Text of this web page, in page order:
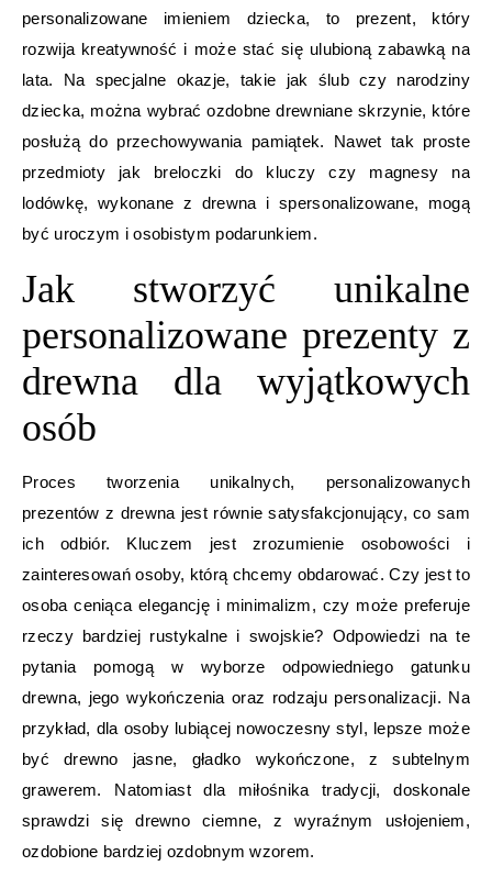
personalizowane imieniem dziecka, to prezent, który
rozwija kreatywność i może stać się ulubioną zabawką na
lata. Na specjalne okazje, takie jak ślub czy narodziny
dziecka, można wybrać ozdobne drewniane skrzynie, które
posłużą do przechowywania pamiątek. Nawet tak proste
przedmioty jak breloczki do kluczy czy magnesy na
lodówkę, wykonane z drewna i spersonalizowane, mogą
być uroczym i osobistym podarunkiem.
Jak stworzyć unikalne
personalizowane prezenty z
drewna dla wyjątkowych
osób
Proces tworzenia unikalnych, personalizowanych
prezentów z drewna jest równie satysfakcjonujący, co sam
ich odbiór. Kluczem jest zrozumienie osobowości i
zainteresowań osoby, którą chcemy obdarować. Czy jest to
osoba ceniąca elegancję i minimalizm, czy może preferuje
rzeczy bardziej rustykalne i swojskie? Odpowiedzi na te
pytania pomogą w wyborze odpowiedniego gatunku
drewna, jego wykończenia oraz rodzaju personalizacji. Na
przykład, dla osoby lubiącej nowoczesny styl, lepsze może
być drewno jasne, gładko wykończone, z subtelnym
grawerem. Natomiast dla miłośnika tradycji, doskonale
sprawdzi się drewno ciemne, z wyraźnym usłojeniem,
ozdobione bardziej ozdobnym wzorem.